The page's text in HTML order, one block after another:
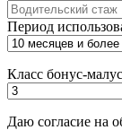
Период
Класс бонус-
Даю согласие на